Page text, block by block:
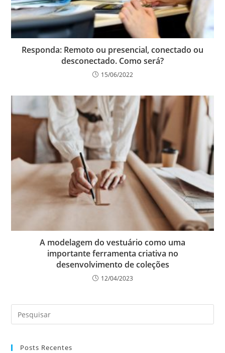
Responda: Remoto ou presencial, conectado ou
desconectado. Como será?
15/06/2022
A modelagem do vestuário como uma
importante ferramenta criativa no
desenvolvimento de coleções
12/04/2023
Posts Recentes